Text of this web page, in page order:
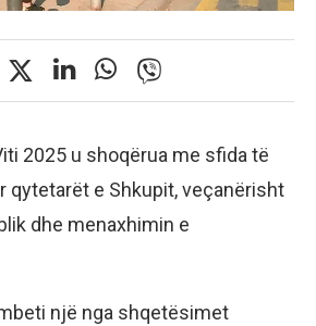
2025 u shoqërua me sfida të
qytetarët e Shkupit, veçanërisht
dhe menaxhimin e
një nga shqetësimet